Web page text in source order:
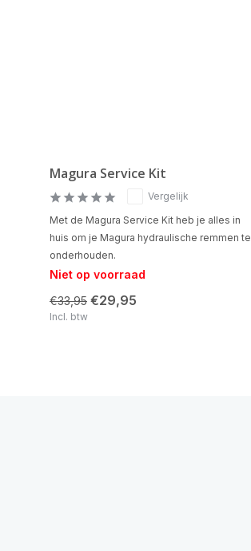
Magura Service Kit
Vergelijk
Met de Magura Service Kit heb je alles in
huis om je Magura hydraulische remmen te
onderhouden.
Niet op voorraad
€33,95 €29,95
Incl. btw